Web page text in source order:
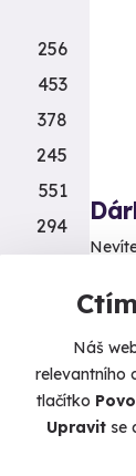
Náš
relevantního
tlačítko
Upravitse
256
453
378
245
551
294
450
4
196
31